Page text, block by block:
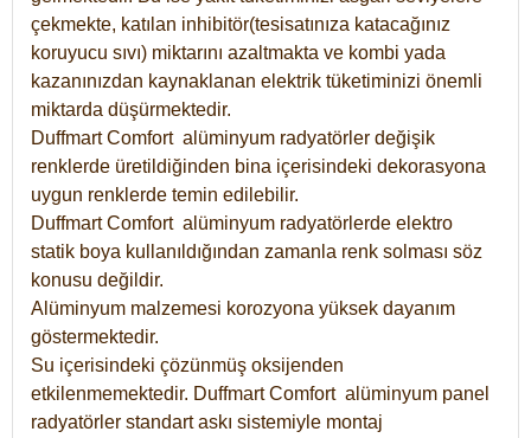
çekmekte, katılan inhibitör(tesisatınıza katacağınız
koruyucu sıvı) miktarını azaltmakta ve kombi yada
kazanınızdan kaynaklanan elektrik tüketiminizi önemli
miktarda düşürmektedir.
Duffmart Comfort alüminyum radyatörler değişik
renklerde üretildiğinden bina içerisindeki dekorasyona
uygun renklerde temin edilebilir.
DuffmartComfort alüminyum radyatörlerde elektro
statik boya kullanıldığından zamanla renk solması söz
konusu değildir.
Alüminyum malzemesi korozyona yüksek dayanım
göstermektedir.
Su içerisindeki çözünmüş oksijenden
etkilenmemektedir. DuffmartComfort alüminyum panel
radyatörler standart askı sistemiyle montaj